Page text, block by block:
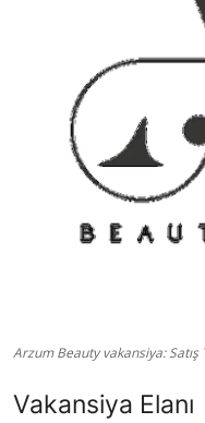
Arzum Beauty vakansiya:
Vakansiya Elanı